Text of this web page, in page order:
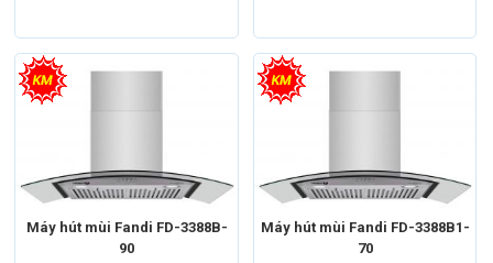
Máy hút mùi Fandi FD-3388B-
90
Máy hút mùi Fandi FD-3388B1-
70